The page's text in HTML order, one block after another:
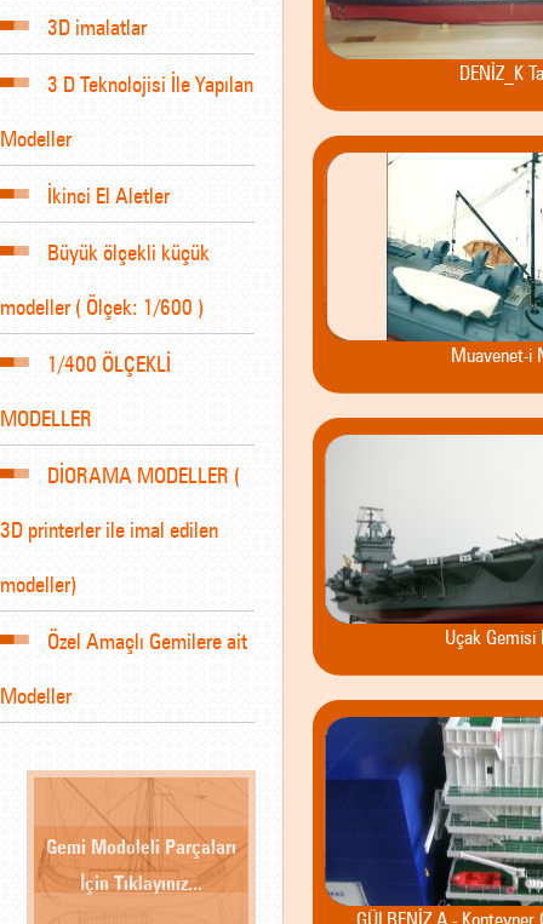
3D imalatlar
3 D Teknolojisi İle Yapılan
Modeller
İkinci El Aletler
Büyük ölçekli küçük
modeller ( Ölçek: 1/600 )
1/400 ÖLÇEKLİ
MODELLER
DİORAMA MODELLER (
3D printerler ile imal edilen
modeller)
Özel Amaçlı Gemilere ait
Modeller
Gemi Modoleli Parçaları
İçin Tıklayınız...
DENİZ_K
Muavenet-i
Uçak Gemisi
GÜLBENİZ A -